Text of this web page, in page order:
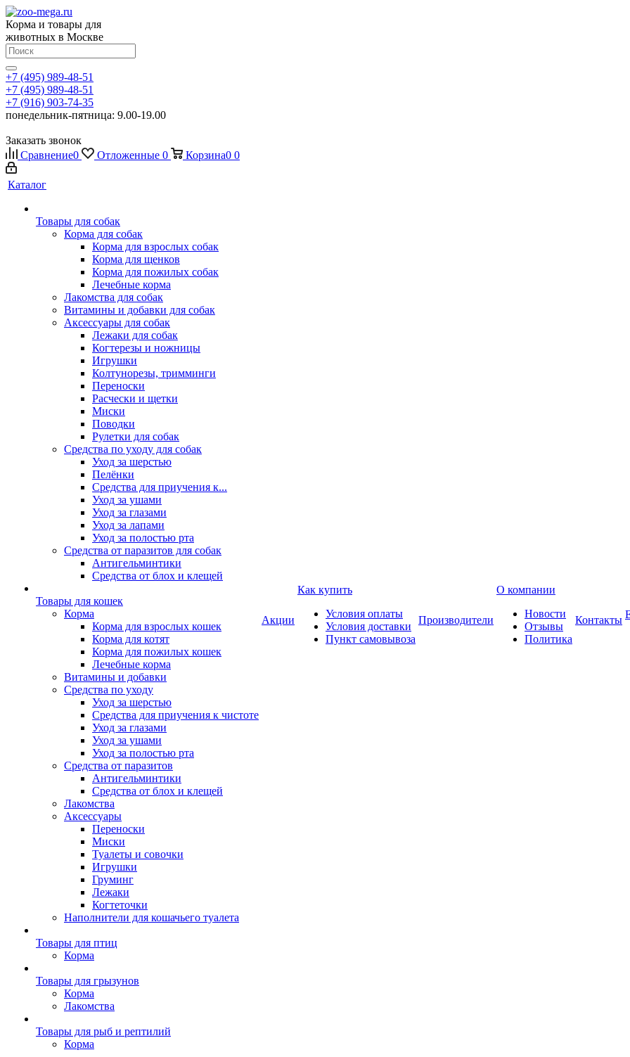
Корма и товары для
животных в Москве
+7 (495) 989-48-51
+7 (495) 989-48-51
+7 (916) 903-74-35
понедельник-пятница: 9.00-19.00
Заказать звонок
Сравнение0 Отложенные 0 Корзина0 0
Каталог
Товары для собак
Корма для собак
Корма для взрослых собак
Корма для щенков
Корма для пожилых собак
Лечебные корма
Лакомства для собак
Витамины и добавки для собак
Аксессуары для собак
Лежаки для собак
Когтерезы и ножницы
Игрушки
Колтунорезы, тримминги
Переноски
Расчески и щетки
Миски
Поводки
Рулетки для собак
Средства по уходу для собак
Уход за шерстью
Пелёнки
Средства для приучения к...
Уход за ушами
Уход за глазами
Уход за лапами
Уход за полостью рта
Средства от паразитов для собак
Антигельминтики
Средства от блох и клещей
Товары для кошек
Корма
Корма для взрослых кошек
Корма для котят
Корма для пожилых кошек
Лечебные корма
Витамины и добавки
Средства по уходу
Уход за шерстью
Средства для приучения к чистоте
Уход за глазами
Уход за ушами
Уход за полостью рта
Средства от паразитов
Антигельминтики
Средства от блох и клещей
Лакомства
Аксессуары
Переноски
Миски
Туалеты и совочки
Игрушки
Груминг
Лежаки
Когтеточки
Наполнители для кошачьего туалета
Товары для птиц
Корма
Товары для грызунов
Корма
Лакомства
Товары для рыб и рептилий
Корма
Акции
Как купить
Условия оплаты
Условия доставки
Пункт самовывоза
Производители
О компании
Новости
Отзывы
Политика
Контакты